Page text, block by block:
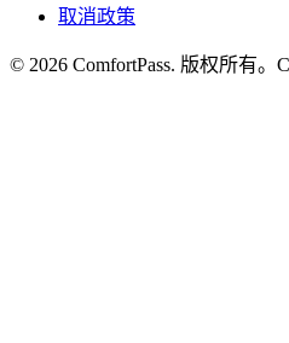
取消政策
© 2026 ComfortPass. 版权所有。